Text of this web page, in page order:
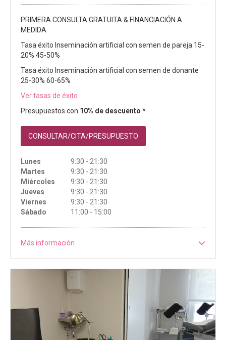
PRIMERA CONSULTA GRATUITA & FINANCIACIÓN A
MEDIDA
Tasa éxito Inseminación artificial con semen de pareja 15-
20% 45-50%
Tasa éxito Inseminación artificial con semen de donante
25-30% 60-65%
Ver tasas de éxito
Presupuestos con 10% de descuento *
CONSULTAR/CITA/PRESUPUESTO
Lunes
9:30 - 21:30
Martes
9:30 - 21:30
Miércoles
9:30 - 21:30
Jueves
9:30 - 21:30
Viernes
9:30 - 21:30
Sábado
11:00 - 15:00
Más información